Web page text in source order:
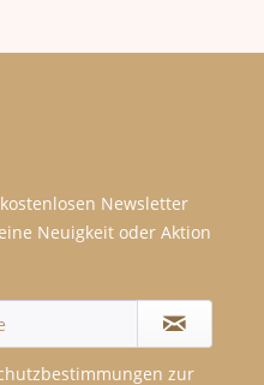
Newsletter
Neuigkeit oder Aktion
zur